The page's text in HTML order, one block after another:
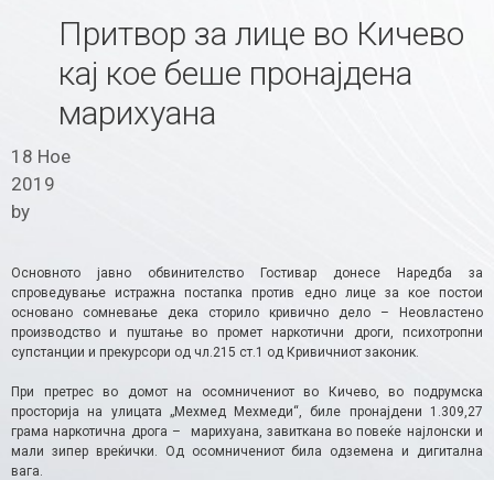
Притвор за лице во Кичево
кај кое беше пронајдена
марихуана
18 Ное
2019
by
Основното јавно обвинителство Гостивар донесе Наредба за
спроведување истражна постапка против едно лице за кое постои
основано сомневање дека сторило кривично дело – Неовластено
производство и пуштање во промет наркотични дроги, психотропни
супстанции и прекурсори од чл.215 ст.1 од Кривичниот законик.
При претрес во домот на осомничениот во Кичево, во подрумска
просторија на улицата „Мехмед Мехмеди“, биле пронајдени 1.309,27
грама наркотична дрога – марихуана, завиткана во повеќе најлонски и
мали зипер вреќички. Од осомничениот била одземена и дигитална
вага.